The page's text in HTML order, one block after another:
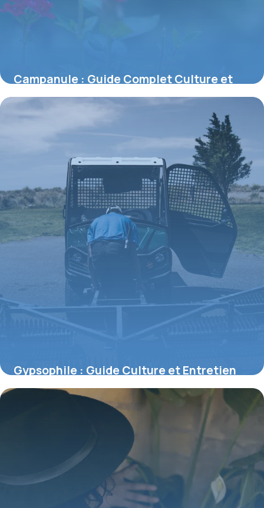
Campanule : Guide Complet Culture et
Entretien 2026
7 juillet 2026
Gypsophile : Guide Culture et Entretien
Facile